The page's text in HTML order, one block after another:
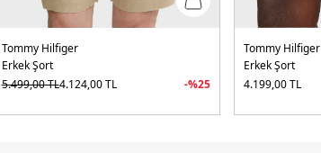
Tommy Hilfiger
Erkek Şort
5.499,00TL4.124,00TL -%25
Tommy Hilfiger
Erkek Şort
4.199,00TL